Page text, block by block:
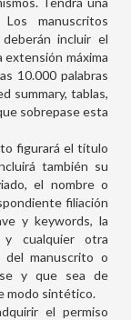
manuscritos
incluir el
extensión máxima
10.000 palabras
summary, tablas,
sobrepase esta
figurará el título
también su
el nombre o
filiación
y keywords, la
y cualquier otra
del manuscrito o
y que sea de
modo sintético.
el permiso